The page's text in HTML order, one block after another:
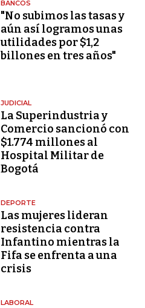
BANCOS
"No subimos las tasas y
aún así logramos unas
utilidades por $1,2
billones en tres años"
JUDICIAL
La Superindustria y
Comercio sancionó con
$1.774 millones al
Hospital Militar de
Bogotá
DEPORTE
Las mujeres lideran
resistencia contra
Infantino mientras la
Fifa se enfrenta a una
crisis
LABORAL